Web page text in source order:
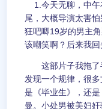
1.今天无聊，中午
尾，大概导演太害
狂吧唧19岁的男主
该嘲笑啊？后来我
这部片子我拖了
发现一个规律，很
是《毕业生》，还
曼。小处男被美妇